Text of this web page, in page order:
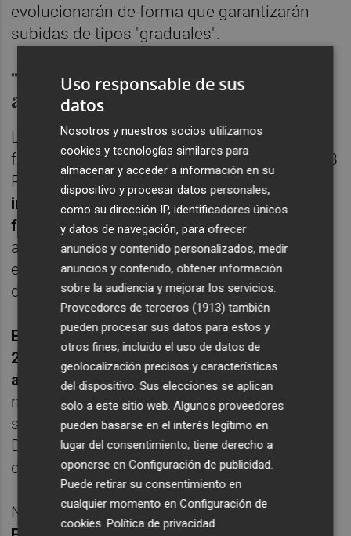
evolucionarán de forma que garantizarán
subidas de tipos "graduales".
"Penaliza la inversión y favorece el
ahorro"
La subida de tipos "penaliza la inversión y
favorece al ahorro", explica el analista de XTB
Rodrigo García, que precisa que
un
incremento en el precio del dinero
favorecerá a los inversores en renta fija
aunque "perjudicará a empresas
exportadoras y traerá caídas en el mercado
de materias primas".
El mercado laboral estadounidense generó
235.000 nuevos puestos de trabajo no
agrícola durante el pasado mes de febrero
mientras que la tasa de inflación interanual
se situó en el 2,7%, según los datos del
Departamento de Trabajo, que respaldan la
decisión adoptada por el FOMC.
No obstante, la expansión económica de
Uso responsable de sus
datos
Nosotros y nuestros socios utilizamos
cookies y tecnologías similares para
almacenar y acceder a información en su
dispositivo y procesar datos personales,
como su dirección IP, identificadores únicos
y datos de navegación, para ofrecer
anuncios y contenido personalizados, medir
anuncios y contenido, obtener información
sobre la audiencia y mejorar los servicios.
Proveedores de terceros (1913) también
pueden procesar sus datos para estos y
otros fines, incluido el uso de datos de
geolocalización precisos y características
del dispositivo. Sus elecciones se aplican
solo a este sitio web. Algunos proveedores
pueden basarse en el interés legítimo en
lugar del consentimiento; tiene derecho a
oponerse enConfiguración de publicidad
Puede retirar su consentimiento en
cualquier momento enConfiguración de
cookies .Política de privacidad